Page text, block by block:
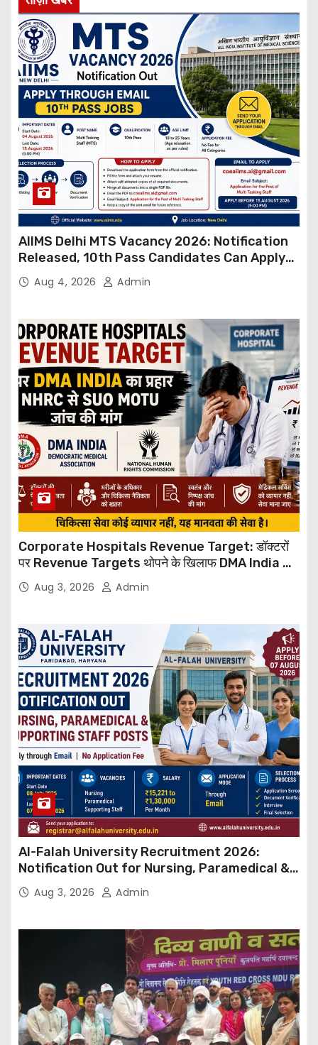
AIIMS Delhi MTS Vacancy 2026: Notification
Released, 10th Pass Candidates Can Apply
Through Email
Aug 4, 2026 Admin
Corporate Hospitals Revenue Target: डॉक्टरों
पर Revenue Targets थोपने के खिलाफ DMA India का
बड़ा कदम, NHRC से Suo Motu जांच की मांग
Aug 3, 2026 Admin
Al-Falah University Recruitment 2026:
Notification Out for Nursing, Paramedical &
Supporting Staff Posts, Apply Through Email
Aug 3, 2026 Admin